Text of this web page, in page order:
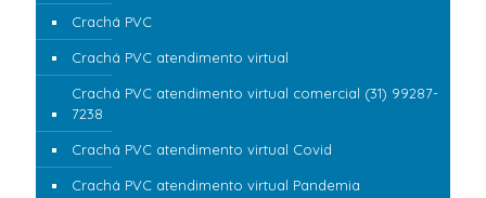
Crachá PVC
Crachá PVC atendimento virtual
Crachá PVC atendimento virtual comercial (31) 99287-
7238
Crachá PVC atendimento virtual Covid
Crachá PVC atendimento virtual Pandemia